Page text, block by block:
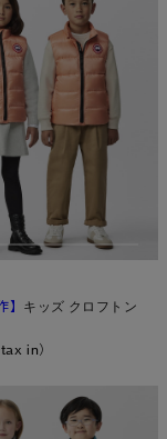
オレンジ系
】 キッズ クロフトン
in）